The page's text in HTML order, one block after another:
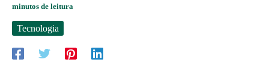
minutos de leitura
Tecnologia